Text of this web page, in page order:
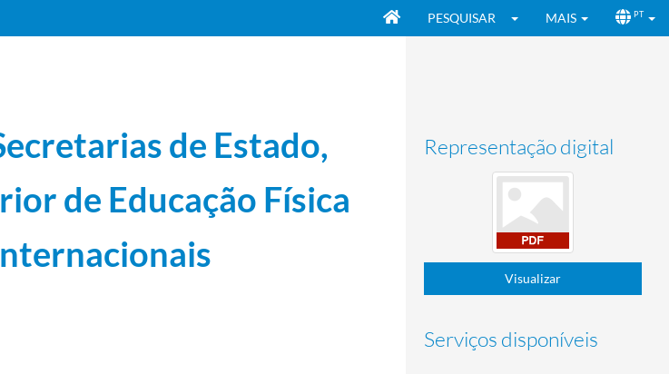
PESQUISAR MAIS PT
Representação digital
Visualizar
Serviços disponíveis
de Estado,
de Educação Física